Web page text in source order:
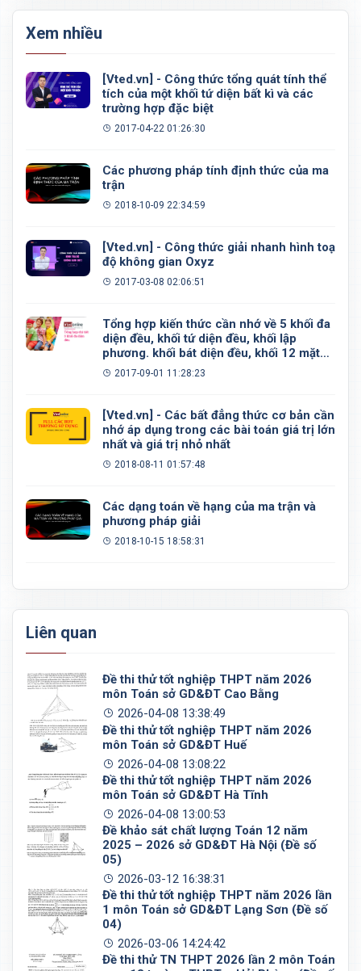
Xem nhiều
[Vted.vn] - Công thức tổng quát tính thể
tích của một khối tứ diện bất kì và các
trường hợp đặc biệt
2017-04-22 01:26:30
Các phương pháp tính định thức của ma
trận
2018-10-09 22:34:59
[Vted.vn] - Công thức giải nhanh hình toạ
độ không gian Oxyz
2017-03-08 02:06:51
Tổng hợp kiến thức cần nhớ về 5 khối đa
diện đều, khối tứ diện đều, khối lập
phương. khối bát diện đều, khối 12 mặt
đều, khối 20 mặt đều
2017-09-01 11:28:23
[Vted.vn] - Các bất đẳng thức cơ bản cần
nhớ áp dụng trong các bài toán giá trị lớn
nhất và giá trị nhỏ nhất
2018-08-11 01:57:48
Các dạng toán về hạng của ma trận và
phương pháp giải
2018-10-15 18:58:31
Liên quan
Đề thi thử tốt nghiệp THPT năm 2026
môn Toán sở GD&ĐT Cao Bằng
2026-04-08 13:38:49
Đề thi thử tốt nghiệp THPT năm 2026
môn Toán sở GD&ĐT Huế
2026-04-08 13:08:22
Đề thi thử tốt nghiệp THPT năm 2026
môn Toán sở GD&ĐT Hà Tĩnh
2026-04-08 13:00:53
Đề khảo sát chất lượng Toán 12 năm
2025 – 2026 sở GD&ĐT Hà Nội (Đề số
05)
2026-03-12 16:38:31
Đề thi thử tốt nghiệp THPT năm 2026 lần
1 môn Toán sở GD&ĐT Lạng Sơn (Đề số
04)
2026-03-06 14:24:42
Đề thi thử TN THPT 2026 lần 2 môn Toán